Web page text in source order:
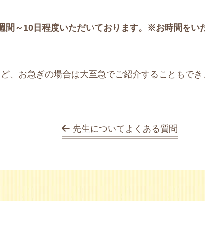
間～10日程度いただいております。※お時間をい
、お急ぎの場合は大至急でご紹介することもで
先生についてよくある質問